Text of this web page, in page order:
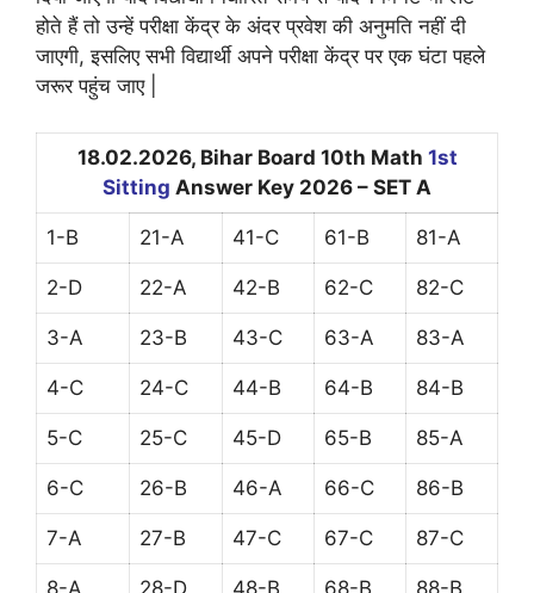
होते हैं तो उन्हें परीक्षा केंद्र के अंदर प्रवेश की अनुमति नहीं दी
जाएगी, इसलिए सभी विद्यार्थी अपने परीक्षा केंद्र पर एक घंटा पहले
जरूर पहुंच जाए |
18.02.2026, Bihar Board 10th Math 1st
Sitting Answer Key 2026 – SET A
1-B 21-A 41-C 61-B 81-A
2-D 22-A 42-B 62-C 82-C
3-A 23-B 43-C 63-A 83-A
4-C 24-C 44-B 64-B 84-B
5-C 25-C 45-D 65-B 85-A
6-C 26-B 46-A 66-C 86-B
7-A 27-B 47-C 67-C 87-C
8-A 28-D 48-B 68-B 88-B